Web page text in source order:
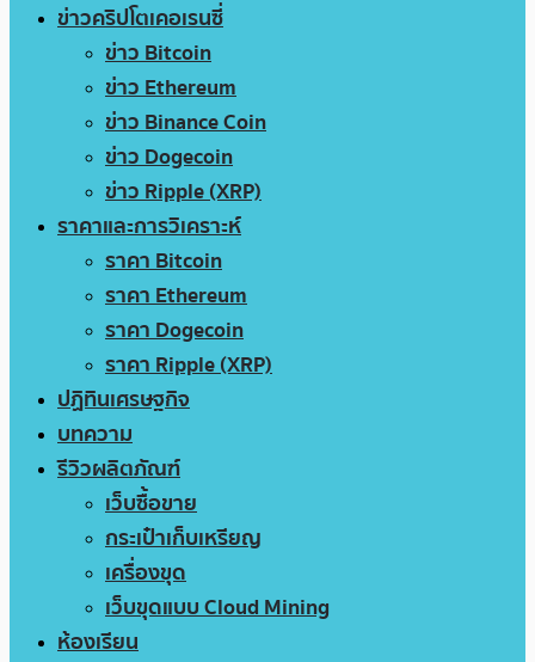
ข่าวคริปโตเคอเรนซี่
ข่าว Bitcoin
ข่าว Ethereum
ข่าว Binance Coin
ข่าว Dogecoin
ข่าว Ripple (XRP)
ราคาและการวิเคราะห์
ราคา Bitcoin
ราคา Ethereum
ราคา Dogecoin
ราคา Ripple (XRP)
ปฏิทินเศรษฐกิจ
บทความ
รีวิวผลิตภัณฑ์
เว็บซื้อขาย
กระเป๋าเก็บเหรียญ
เครื่องขุด
เว็บขุดแบบ Cloud Mining
ห้องเรียน